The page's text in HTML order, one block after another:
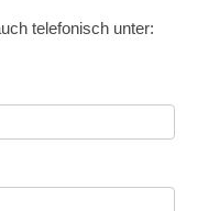
telefonisch unter: